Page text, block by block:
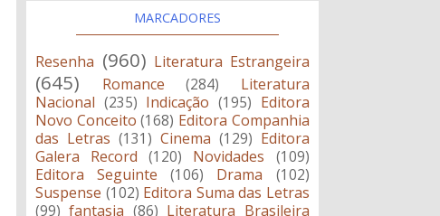
MARCADORES
Resenha (960) Literatura Estrangeira
(645) Romance (284)
Literatura
Nacional (235) Indicação (195) Editora
Novo Conceito (168) Editora Companhia
das Letras (131) Cinema (129) Editora
Galera Record
(120) Novidades
(109)
Editora Seguinte
(106) Drama
(102)
Suspense (102) Editora Suma das Letras
(99) fantasia (86) Literatura Brasileira